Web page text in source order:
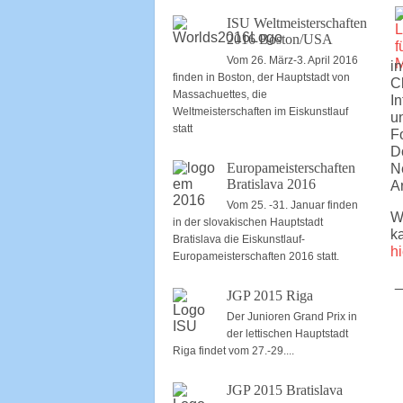
ISU Weltmeisterschaften
2016 Boston/USA
Vom 26. März-3. April 2016
finden in Boston, der Hauptstadt von
Massachuettes, die
Weltmeisterschaften im Eiskunstlauf
statt
Europameisterschaften
Bratislava 2016
Vom 25. -31. Januar finden
in der slovakischen Hauptstadt
Bratislava die Eiskunstlauf-
Europameisterschaften 2016 statt.
JGP 2015 Riga
Der Junioren Grand Prix in
der lettischen Hauptstadt
Riga findet vom 27.-29....
JGP 2015 Bratislava